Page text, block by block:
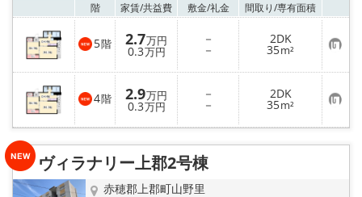
☆インターネット無料物件☆
☆敷金·礼金0円物件☆
路線·駅から探す
地域から探す
地図から探す
階 家賃/共益費 敷金/礼金 間取り/専有面積
5階 2.7万円
0.3万円
－
－
2DK
35m² お
気
に
入
り
登
録
4階 2.9万円
0.3万円
－
－
2DK
35m² お
気
に
り
ヴィラナリー上郡2号棟
赤穂郡上郡町山野里